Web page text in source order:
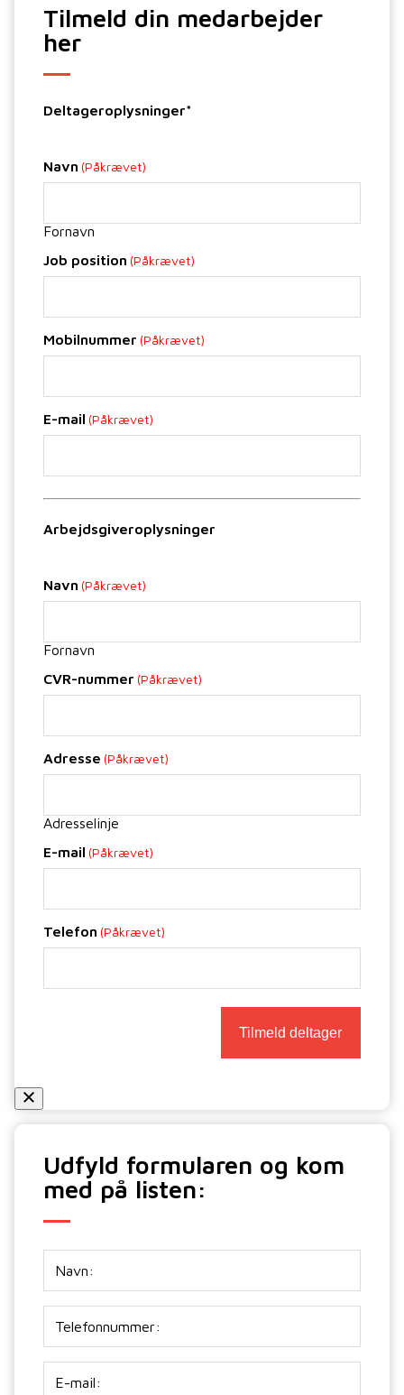
Tilmeld din medarbejder
her
Deltageroplysninger*
Navn (Påkrævet)
Fornavn
Job position (Påkrævet)
Mobilnummer (Påkrævet)
E-mail (Påkrævet)
Arbejdsgiveroplysninger
Navn (Påkrævet)
Fornavn
CVR-nummer (Påkrævet)
Adresse (Påkrævet)
Adresselinje
E-mail (Påkrævet)
Telefon (Påkrævet)
Udfyld formularen og kom
med på listen:
mail (Påkrævet)